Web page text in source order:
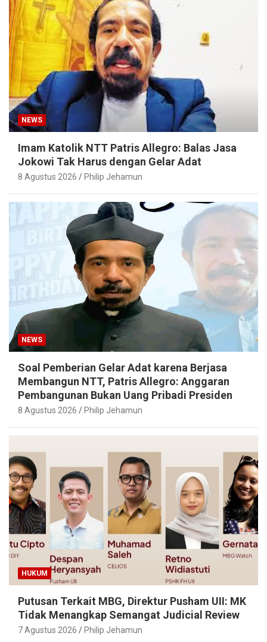
NEWS
Imam Katolik NTT Patris Allegro: Balas Jasa
Jokowi Tak Harus dengan Gelar Adat
8 Agustus 2026 Philip Jehamun
NEWS
Soal Pemberian Gelar Adat karena Berjasa
Membangun NTT, Patris Allegro: Anggaran
Pembangunan Bukan Uang Pribadi Presiden
8 Agustus 2026 Philip Jehamun
HUKUM
Putusan Terkait MBG, Direktur Pusham UII: MK
Tidak Menangkap Semangat Judicial Review
7 Agustus 2026 Philip Jehamun